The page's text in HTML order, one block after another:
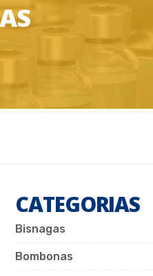
CATEGORIAS
Bisnagas
Bombonas